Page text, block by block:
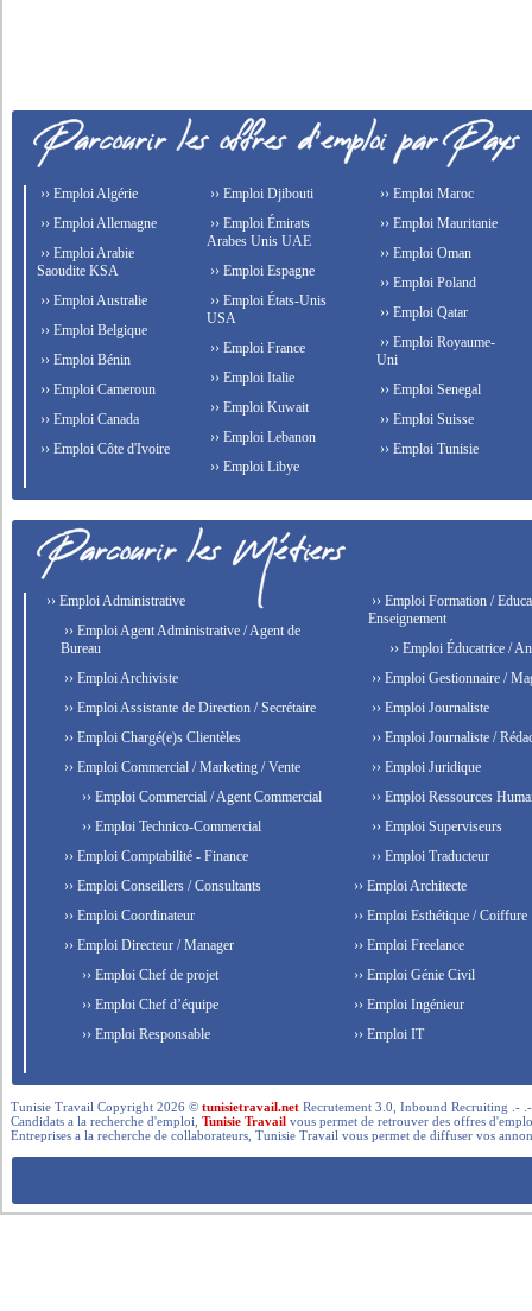
›› Emploi Algérie
›› Emploi Allemagne
›› Emploi Arabie
Saoudite KSA
›› Emploi Australie
›› Emploi Belgique
›› Emploi Bénin
›› Emploi Cameroun
›› Emploi Canada
›› Emploi Côte d'Ivoire
›› Emploi Djibouti
›› Emploi Émirats
Arabes Unis UAE
›› Emploi Espagne
›› Emploi États-Unis
USA
›› Emploi France
›› Emploi Italie
›› Emploi Kuwait
›› Emploi Lebanon
›› Emploi Libye
›› Emploi Maroc
›› Emploi Mauritanie
›› Emploi Oman
›› Emploi Poland
›› Emploi Qatar
›› Emploi Royaume-
Uni
›› Emploi Senegal
›› Emploi Suisse
›› Emploi Tunisie
›› Emploi Administrative
›› Emploi Agent Administrative / Agent de
Bureau
›› Emploi Archiviste
›› Emploi Assistante de Direction / Secrétaire
›› Emploi Chargé(e)s Clientèles
›› Emploi Commercial / Marketing / Vente
›› Emploi Commercial / Agent Commercial
›› Emploi Technico-Commercial
›› Emploi Comptabilité - Finance
›› Emploi Conseillers / Consultants
›› Emploi Coordinateur
›› Emploi Directeur / Manager
›› Emploi Chef de projet
›› Emploi Chef d’équipe
›› Emploi Responsable
›› Emploi Formation /
Enseignement
›› Emploi Éducatrice /
›› Emploi Gestionnaire /
›› Emploi Journaliste
›› Emploi Journaliste /
›› Emploi Juridique
›› Emploi Ressources
›› Emploi Superviseurs
›› Emploi Traducteur
›› Emploi Architecte
›› Emploi Esthétique / Coiffure
›› Emploi Freelance
›› Emploi Génie Civil
›› Emploi Ingénieur
›› Emploi IT
Tunisie Travail Copyright 2026 ©tunisietravail.net Recrutement 3.0, Inbound Recruiting .-
Candidats a la recherche d'emploi,Tunisie Travail vous permet de retrouver des offres
Entreprises a la recherche de collaborateurs, Tunisie Travail vous permet de diffuser vos